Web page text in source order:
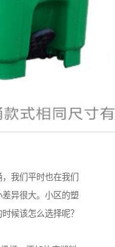
我们平时也在我们
异很大。小区的塑
候该怎么选择呢？